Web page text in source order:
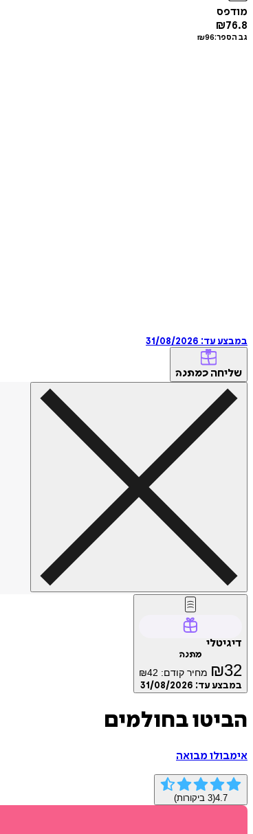
מודפס
₪76.8
גב הספר: ₪96
במבצע עד: 31/08/2026
שליחה כמתנה
דיגיטלי
מתנה
₪32 מחיר קודם: ₪42
במבצע עד: 31/08/2026
הביטו בחולמים
אימבולו מבואה
4.7
(
3 ביקורות)